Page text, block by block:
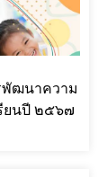
พัฒนาความ
ยนปี ๒๕๖๗